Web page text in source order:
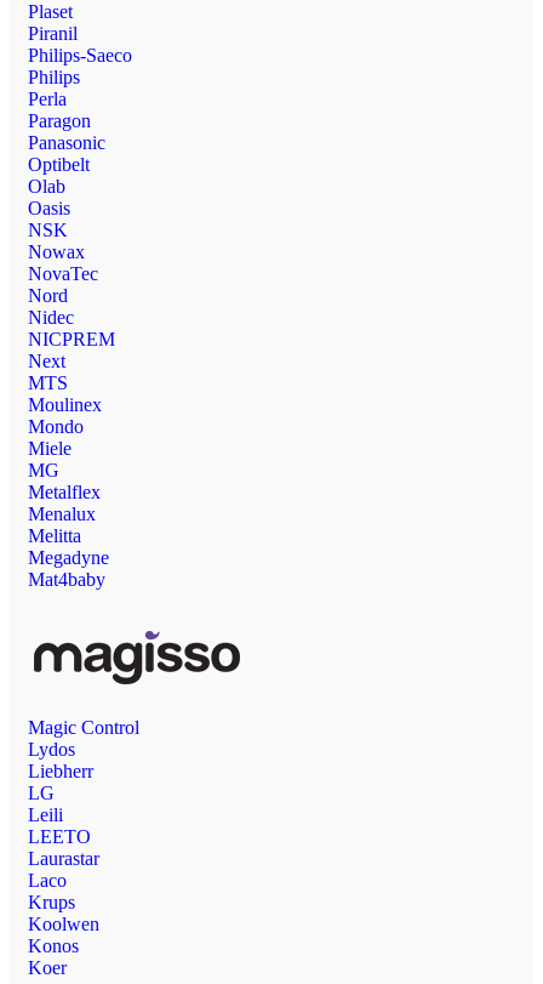
Plaset
Piranil
Philips-Saeco
Philips
Perla
Paragon
Panasonic
Optibelt
Olab
Oasis
NSK
Nowax
NovaTec
Nord
Nidec
NICPREM
Next
MTS
Moulinex
Mondo
Miele
MG
Metalflex
Menalux
Melitta
Megadyne
Mat4baby
Magic Control
Lydos
Liebherr
LG
Leili
LEETO
Laurastar
Laco
Krups
Koolwen
Konos
Koer